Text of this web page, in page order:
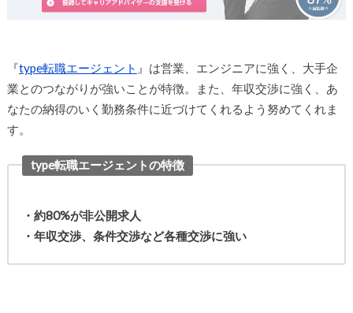
『type転職エージェント 』は営業、エンジニアに強く、大手企
業とのつながりが強いことが特徴。また、年収交渉に強く、あ
なたの納得のいく勤務条件に近づけてくれるよう努めてくれま
す。
type転職エージェントの特徴
・約80%が非公開求人
・年収交渉、条件交渉など各種交渉に強い